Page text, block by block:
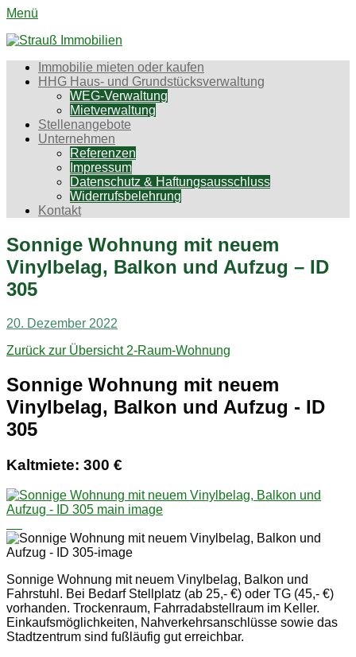
Menü
Strauß Immobilien
Erstes
Menü
Zum
Inhalt:
Immobilie mieten oder kaufen
HHG Haus- und Grundstücksverwaltung
WEG-Verwaltung
Mietverwaltung
Stellenangebote
Unternehmen
Referenzen
Impressum
Datenschutz & Haftungsausschluss
Widerrufsbelehrung
Kontakt
Sonnige Wohnung mit neuem
Vinylbelag, Balkon und Aufzug – ID
305
Gepostet
20. Dezember 2022
Zurück zur Übersicht 2-Raum-Wohnung
Sonnige Wohnung mit neuem
Vinylbelag, Balkon und Aufzug - ID
305
Kaltmiete: 300 €
Sonnige Wohnung mit neuem Vinylbelag, Balkon und
Fahrstuhl. Bei Bedarf Stellplatz (ab 25,- €) oder TG (45,- €)
vorhanden. Trockenraum, Fahrradabstellraum im Keller.
Einkaufsmöglichkeiten, Nahverkehrsanschlüsse sowie das
Stadtzentrum sind fußläufig gut erreichbar.